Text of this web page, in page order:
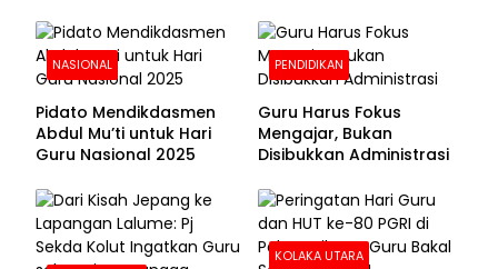
NASIONAL
Pidato Mendikdasmen
Abdul Mu’ti untuk Hari
Guru Nasional 2025
PENDIDIKAN
Guru Harus Fokus
Mengajar, Bukan
Disibukkan Administrasi
KOLAKA UTARA